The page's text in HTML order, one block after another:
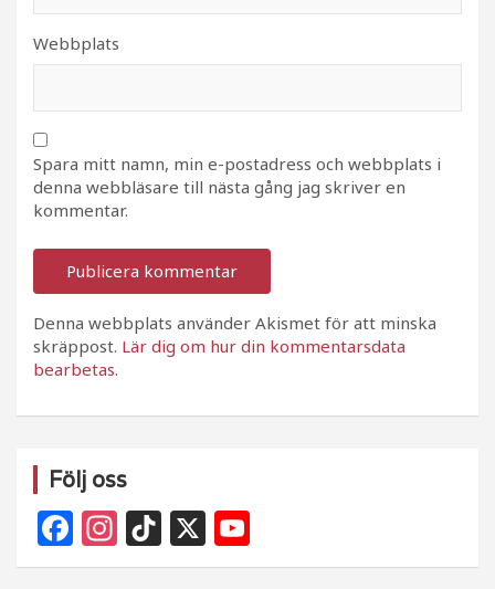
Webbplats
Spara mitt namn, min e-postadress och webbplats i
denna webbläsare till nästa gång jag skriver en
kommentar.
Denna webbplats använder Akismet för att minska
skräppost. Lär dig om hur din kommentarsdata
bearbetas.
Följ oss
F
a
In
st
Ti
k
X
o